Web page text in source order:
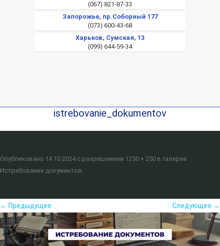
(067) 821-87-33
Запорожье, пр.Соборный 177
(073) 600-43-68
Харьков, Сумская, 13
(099) 644-59-34
istrebovanie_dokumentov
Опубликовано 14.10.2024 с разрешением 1250 × 250 в галерее
Истребование документов
← Предыдущее Следующее →